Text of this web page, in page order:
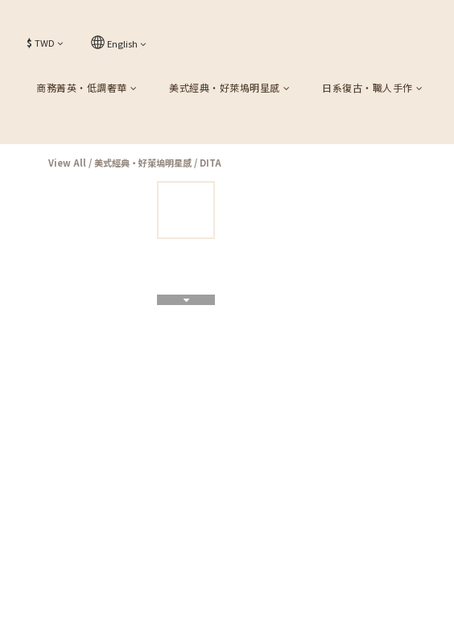
$ TWD English
商務菁英・低調奢華 美式經典・好萊塢明星感 日系復古・職人手作
View All /美式經典・好萊塢明星感 / DITA